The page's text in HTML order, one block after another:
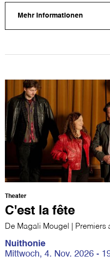
Mehr Informationen
Theater
C'est la fête
De Magali Mougel | Premiers
Nuithonie
Mittwoch, 4. Nov. 2026 -